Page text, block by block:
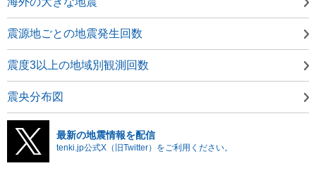
震源地ごとの地震発生回数
震度3以上の地域別観測回数
震央分布図
最新の地震情報を配信
tenki.jp公式X（旧Twitter）をご利用ください。